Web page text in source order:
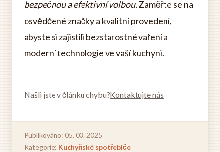
bezpečnou a efektivní volbou.Zaměřte se na
osvědčené značky a kvalitní provedení,
abyste si zajistili bezstarostné vaření a
moderní technologie ve vaší kuchyni.
Našli jste v článku chybu?Kontaktujte nás
Publikováno: 05. 03. 2025
Kategorie: Kuchyňské spotřebiče